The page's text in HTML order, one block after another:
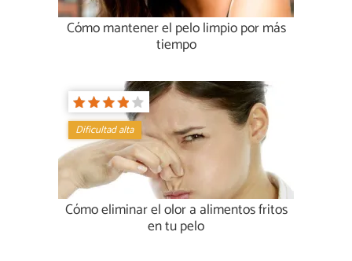
Cómo mantener el pelo limpio por más
tiempo
Dificultad alta
Cómo eliminar el olor a alimentos fritos
en tu pelo